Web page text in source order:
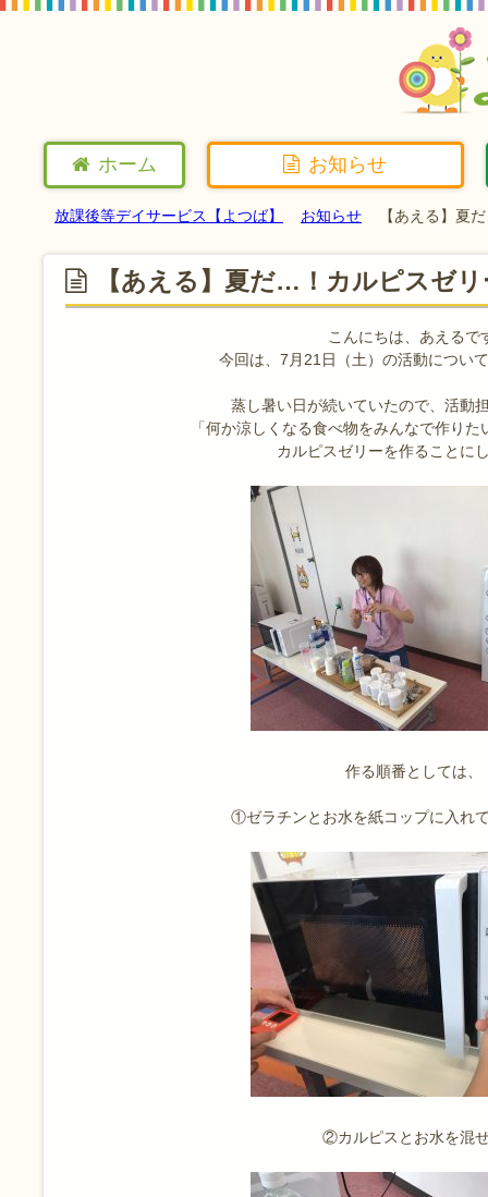
ホーム お知らせ
放課後等デイサービス【よつば】 お知らせ 【あえる】夏
【あえる】夏だ…！カルピスゼ
こんにちは、あえるで
今回は、7月21日（土）の活動につい
蒸し暑い日が続いていたので、活動
「何か涼しくなる食べ物をみんなで作り
カルピスゼリーを作ることに
作る順番としては、
①ゼラチンとお水を紙コップに入れ
②カルピスとお水を混